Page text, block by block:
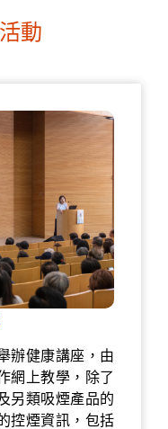
動
辦健康講座，由
網上教學，除了
另類吸煙產品的
控煙資訊，包括